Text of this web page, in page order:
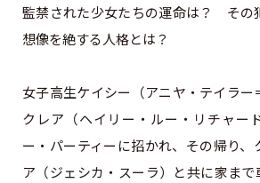
監禁された少女たちの運命は？ その
想像を絶する人格とは？
女子高生ケイシー（アニヤ・テイラー
クレア（ヘイリー・ルー・リチャー
ー・パーティーに招かれ、その帰り、
ア（ジェシカ・スーラ）と共に家まで